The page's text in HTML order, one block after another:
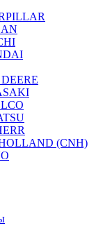
HOLLAND (CNH)